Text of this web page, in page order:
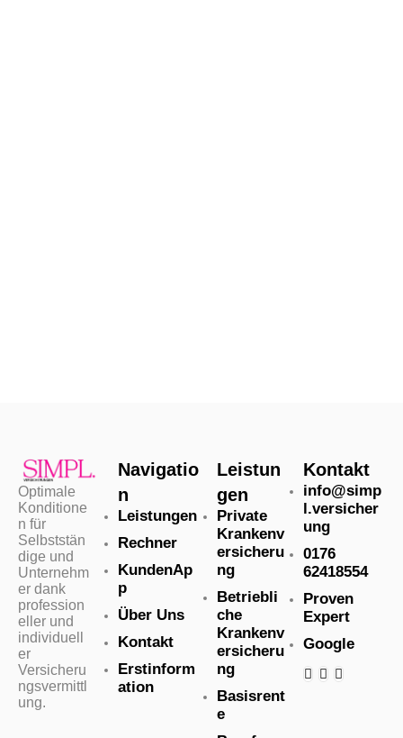
Optimale
Konditione
n für
Selbststän
dige und
Unternehm
er dank
profession
eller und
individuell
er
Versicheru
ngsvermittl
ung.
Navigatio
n
Leistungen
Rechner
KundenAp
p
Über Uns
Kontakt
Erstinform
ation
Leistun
gen
Private
Krankenv
ersicheru
ng
Betriebli
che
Krankenv
ersicheru
ng
Basisrent
e
Kontakt
info@simp
l.versicher
ung
0176
62418554
Proven
Expert
Google